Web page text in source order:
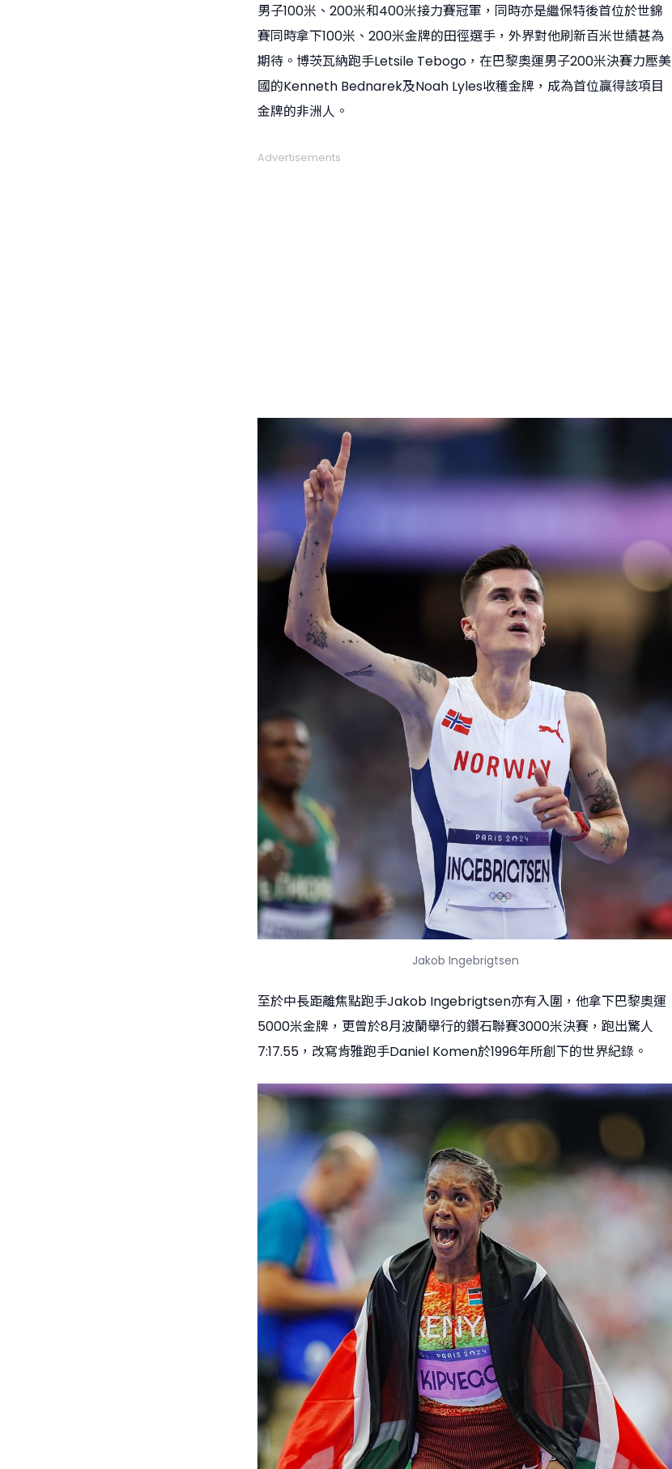
男子100米、200米和400米接力賽冠軍，同時亦是繼保特後首位於世錦
賽同時拿下100米、200米金牌的田徑選手，外界對他刷新百米世績甚為
期待。博茨瓦納跑手Letsile Tebogo，在巴黎奧運男子200米決賽力壓美
國的Kenneth Bednarek及Noah Lyles收穫金牌，成為首位贏得該項目
金牌的非洲人。
Advertisements
Jakob Ingebrigtsen
至於中長距離焦點跑手Jakob Ingebrigtsen亦有入圍，他拿下巴黎奧運
5000米金牌，更曾於8月波蘭舉行的鑽石聯賽3000米決賽，跑出驚人
7:17.55，改寫肯雅跑手Daniel Komen於1996年所創下的世界紀錄。